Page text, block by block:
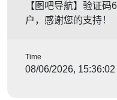
【图吧导航】验证
户，感谢您的支持！
Time
08/06/2026, 15:36:02